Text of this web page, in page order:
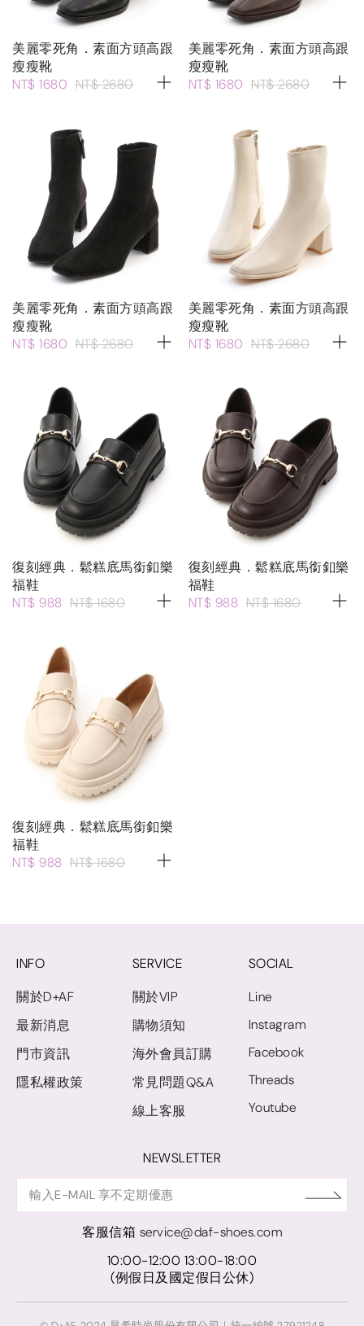
美麗零死角．素面方頭高跟
瘦瘦靴
NT$ 1680 NT$ 2680
美麗零死角．素面方頭高跟
瘦瘦靴
NT$ 1680 NT$ 2680
美麗零死角．素面方頭高跟
瘦瘦靴
NT$ 1680 NT$ 2680
美麗零死角．素面方頭高跟
瘦瘦靴
NT$ 1680 NT$ 2680
復刻經典．鬆糕底馬銜釦樂
福鞋
NT$ 988 NT$ 1680
復刻經典．鬆糕底馬銜釦樂
福鞋
NT$ 988 NT$ 1680
復刻經典．鬆糕底馬銜釦樂
福鞋
NT$ 988 NT$ 1680
INFO
關於D+AF
最新消息
門市資訊
隱私權政策
SERVICE
關於VIP
購物須知
海外會員訂購
常見問題Q&A
線上客服
SOCIAL
Line
Instagram
Facebook
Threads
Youtube
NEWSLETTER
客服信箱 service@daf-shoes.com
10:00-12:00 13:00-18:00
(例假日及國定假日公休)